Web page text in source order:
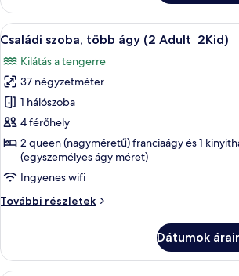
Sea
View)
további
A
következő
szoba
összes
képének
megtekintése:
Családi
szoba,
több
ágy
(2
Minibár,
4
Családi szoba, több ágy (2 Adult 2Kid)
Kilátás a tengerre
37 négyzetméter
1 hálószoba
4 férőhely
2 queen (nagyméretű) franciaágy és 1
(egyszemélyes ágy méret)
Ingyenes wifi
További részletek
Családi
(2
Adult 2Kid)
Dátumok